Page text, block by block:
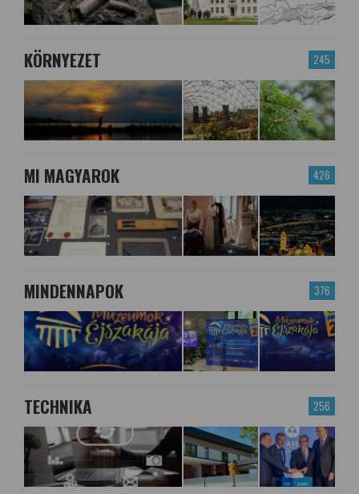
245
KÖRNYEZET
426
MI MAGYAROK
376
MINDENNAPOK
256
TECHNIKA